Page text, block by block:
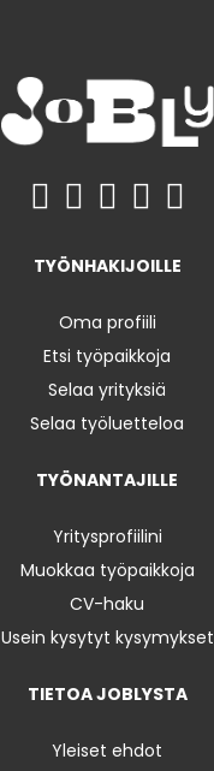
TYÖNHAKIJOILLE
Oma profiili
Etsi työpaikkoja
Selaa yrityksiä
Selaa työluetteloa
TYÖNANTAJILLE
Yritysprofiilini
Muokkaa työpaikkoja
CV-haku
Usein kysytyt kysymykset
TIETOA JOBLYSTA
Yleiset ehdot